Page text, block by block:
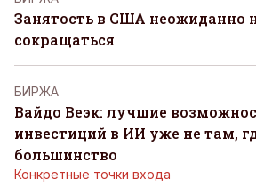
Занятость в США неожиданно
сокращаться
БИРЖА
Вайдо Веэк: лучшие
инвестиций в ИИ уже не там,
большинство
Конкретные точки входа